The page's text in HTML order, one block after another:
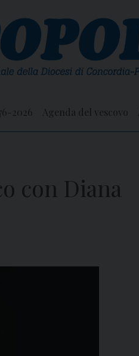
2026 Agenda del vescovo
con Diana